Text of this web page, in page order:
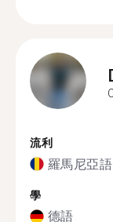
流利
羅馬尼亞語
學
德語